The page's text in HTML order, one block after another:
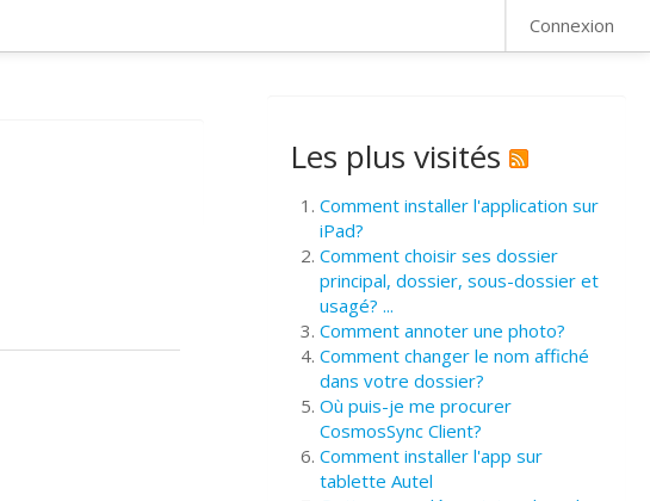
Connexion
Les plus visités
Comment installer l'application sur
iPad?
Comment choisir ses dossier
principal, dossier, sous-dossier et
usagé? ...
Comment annoter une photo?
Comment changer le nom affiché
dans votre dossier?
Où puis-je me procurer
CosmosSync Client?
Comment installer l'app sur
tablette Autel